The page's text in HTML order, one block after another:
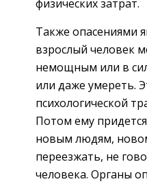
физических затрат.
Также опасениями
взрослый человек
немощным или в
или даже умереть.
психологической
Потом ему
новым людям,
переезжать, не
человека. Органы